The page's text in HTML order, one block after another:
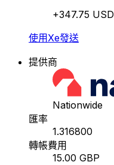
+347.75 USD
使用Xe發送
提供商
Nationwide
匯率
1.316800
轉帳費用
15.00 GBP